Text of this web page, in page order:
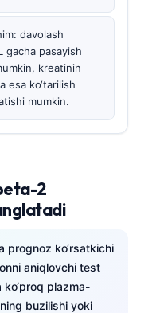
davolash
gacha pasayish
kreatinin
esa ko‘tarilish
mumkin.
2
prognoz ko‘rsatkichi
aniqlovchi test
plazma-
buzilishi yoki